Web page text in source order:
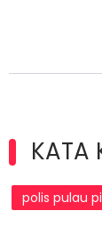
KATA
polis pulau